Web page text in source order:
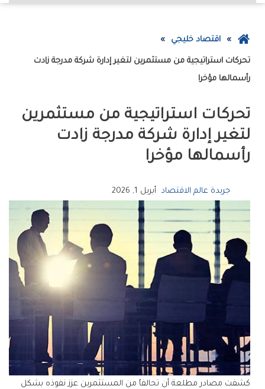
عودة
اقتصاد خليجي
‬رأسمالها‭ ‬مؤخرا
‬رأسمالها‭ ‬مؤخرا
جريدة عالم الاقتصاد أبريل 1, 2026
كشفت مصادر مطلعة أن تحالفاً من المستثمرين عزز نفوذه بشكل